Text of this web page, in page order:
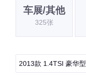
车展/其他
325张
2013款 1.4TSI 豪华型